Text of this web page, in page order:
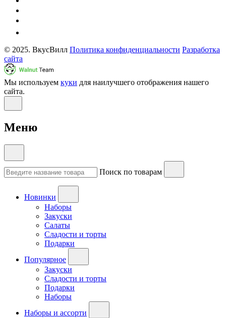
© 2025. ВкусВилл Политика конфиденциальности Разработка
сайта
Мы используем куки для наилучшего отображения нашего
сайта.
Меню
Поиск по товарам
Новинки
Наборы
Закуски
Салаты
Сладости и торты
Подарки
Популярное
Закуски
Сладости и торты
Подарки
Наборы
Наборы и ассорти